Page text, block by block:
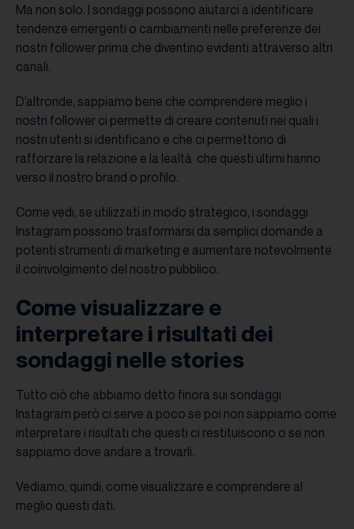
Ma non solo. I sondaggi possono aiutarci a identificare
tendenze emergenti o cambiamenti nelle preferenze dei
nostri follower prima che diventino evidenti attraverso altri
canali.
D’altronde, sappiamo bene che comprendere meglio i
nostri follower ci permette di creare contenuti nei quali i
nostri utenti si identificano e che ci permettono di
rafforzare la relazione e la lealtà che questi ultimi hanno
verso il nostro brand o profilo.
Come vedi, se utilizzati in modo strategico, i sondaggi
Instagram possono trasformarsi da semplici domande a
potenti strumenti di marketing e aumentare notevolmente
il coinvolgimento del nostro pubblico.
Comevisualizzare e
interpretare i risultati dei
sondaggi nelle stories
Tutto ciò che abbiamo detto finora sui sondaggi
Instagram però ci serve a poco se poi non sappiamo come
interpretare i risultati che questi ci restituiscono o se non
sappiamo dove andare a trovarli.
Vediamo, quindi, come visualizzare e comprendere al
meglio questi dati.